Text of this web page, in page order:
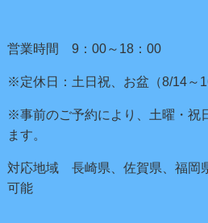
営業時間 9：00～18：00
※定休日：土日祝、お盆（8/14～
※事前のご予約により、土曜・祝
ます。
対応地域 長崎県、佐賀県、福岡
可能